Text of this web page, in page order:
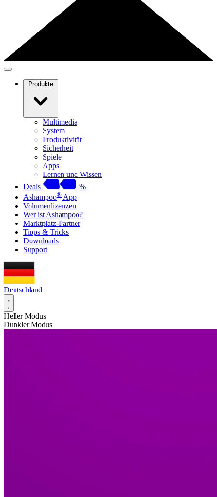
Produkte
Multimedia
System
Produktivität
Sicherheit
Spiele
Apps
Lernen und Wissen
Deals
%
Ashampoo® App
Volumenlizenzen
Wer ist Ashampoo?
Marktplatz-Partner
Tipps & Tricks
Downloads
Support
Deutschland
Heller Modus
Dunkler Modus